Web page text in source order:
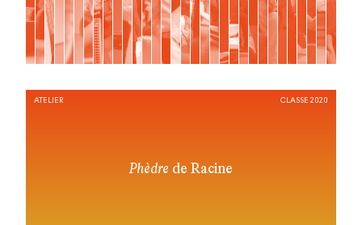
Phèdre de Racine
ATELIER CLASSE 2020